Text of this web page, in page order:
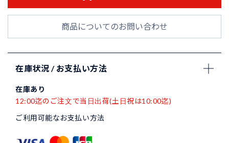
商品についてのお問い合わせ
在庫状況 / お支払い方法
在庫あり
12:00迄のご注文で当日出荷(土日祝は10:00迄)
ご利用可能なお支払い方法